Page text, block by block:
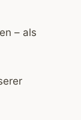
– als